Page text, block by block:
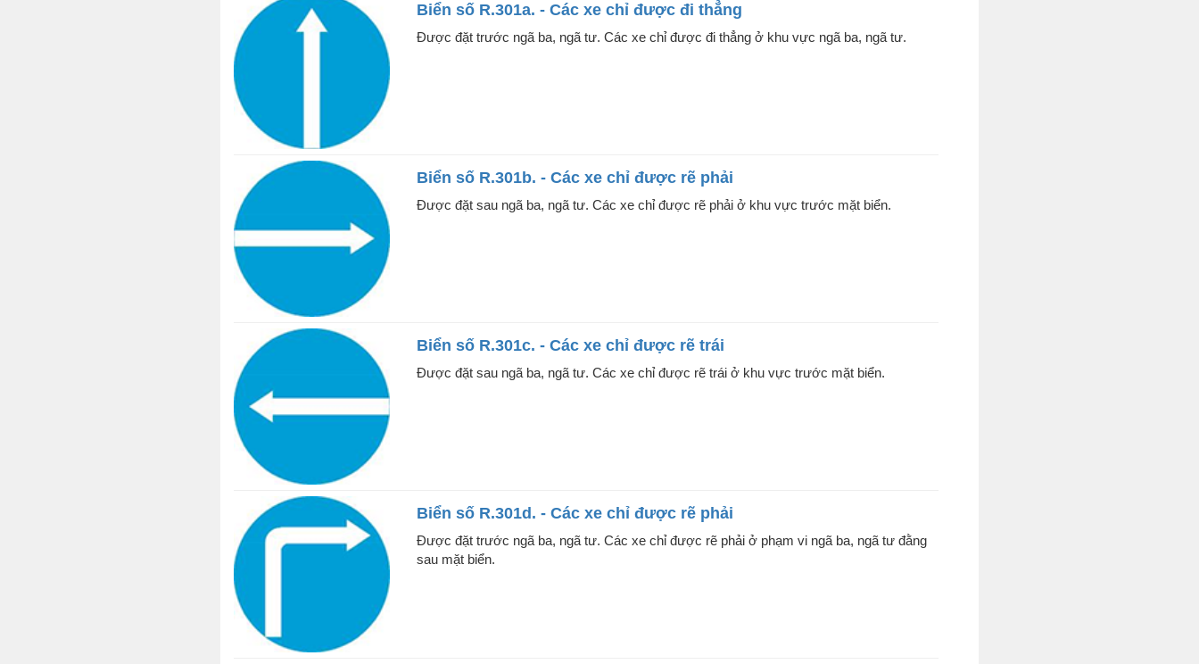
Biển số R.301a. - Các xe chỉ được đi thẳng
Được đặt trước ngã ba, ngã tư. Các xe chỉ được đi thẳng ở khu vực ngã ba, ngã tư.
Biển số R.301b. - Các xe chỉ được rẽ phải
Được đặt sau ngã ba, ngã tư. Các xe chỉ được rẽ phải ở khu vực trước mặt biển.
Biển số R.301c. - Các xe chỉ được rẽ trái
Được đặt sau ngã ba, ngã tư. Các xe chỉ được rẽ trái ở khu vực trước mặt biển.
Biển số R.301d. - Các xe chỉ được rẽ phải
Được đặt trước ngã ba, ngã tư. Các xe chỉ được rẽ phải ở phạm vi ngã ba, ngã tư đằng
sau mặt biển.